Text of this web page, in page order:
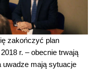
zakończyć plan
r. – obecnie trwają
uwadze mają sytuacje